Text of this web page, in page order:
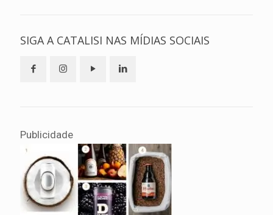
SIGA A CATALISI NAS MÍDIAS SOCIAIS
Publicidade